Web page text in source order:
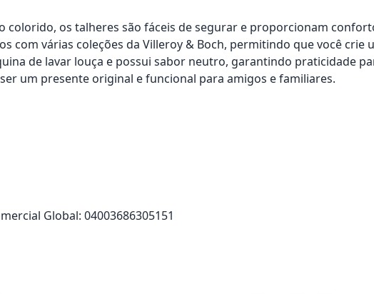
colorido, os talheres são fáceis de segurar e proporcionam
com várias coleções da Villeroy & Boch, permitindo que você crie
de lavar louça e possui sabor neutro, garantindo praticidade
um presente original e funcional para amigos e familiares.
Global: 04003686305151
Adicionar ao carrinho